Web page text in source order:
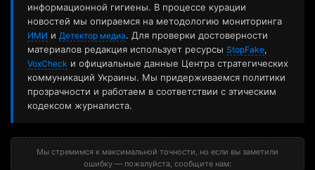
информационной гигиены. В процессе курации
новостей мы опираемся на методологию мониторинга
ИМИ и Детектор медиа. Для проверки достоверности
материалов редакция использует ресурсы StopFake,
VoxCheck и официальные данные Центра стратегических
коммуникаций Украины. Мы придерживаемся политики
прозрачности и работаем в соответствии с этическим
кодексом журналиста.
Мы стремимся к максимальной точности, но если вы заметили
ошибку — пожалуйста, сообщите нам: